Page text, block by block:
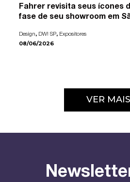
Fahrer revisita seus ícones
fase de seu showroom em
Design, DW! SP, Expositores
08/06/2026
VER MAIS